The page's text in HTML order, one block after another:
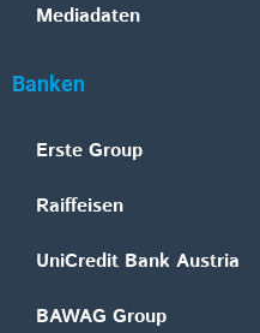
Mediadaten
Banken
Erste Group
Raiffeisen
UniCredit Bank Austria
BAWAG Group